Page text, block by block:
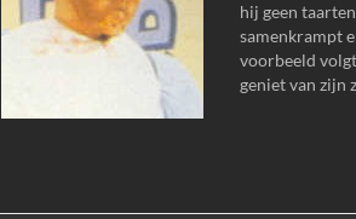
hij geen
samenkrampt
voorbeeld
geniet van zijn